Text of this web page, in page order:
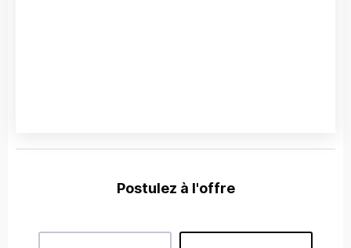
Postulez à l'offre